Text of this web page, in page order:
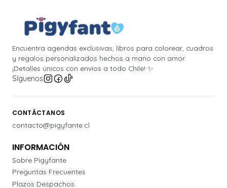
Encuentra agendas exclusivas, libros para colorear, cuadros
y regalos personalizados hechos a mano con amor.
¡Detalles únicos con envíos a todo Chile! ✨
Síguenos
CONTÁCTANOS
contacto@pigyfante.cl
INFORMACIÓN
Sobre Pigyfante
Preguntas Frecuentes
Plazos Despachos